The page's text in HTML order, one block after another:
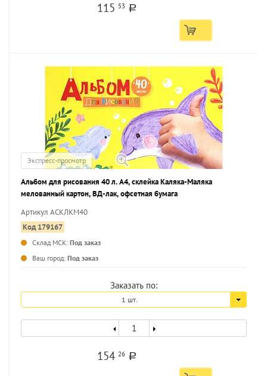
115 53 a
Экспресс-просмотр
Альбом для рисования 40 л. А4, склейка Каляка-Маляка
мелованный картон, ВД-лак, офсетная бумага
Артикул АСКЛКМ40
Код 179167
Склад МСК: Под заказ
Ваш город: Под заказ
Заказать по:
1 шт.
15426 a